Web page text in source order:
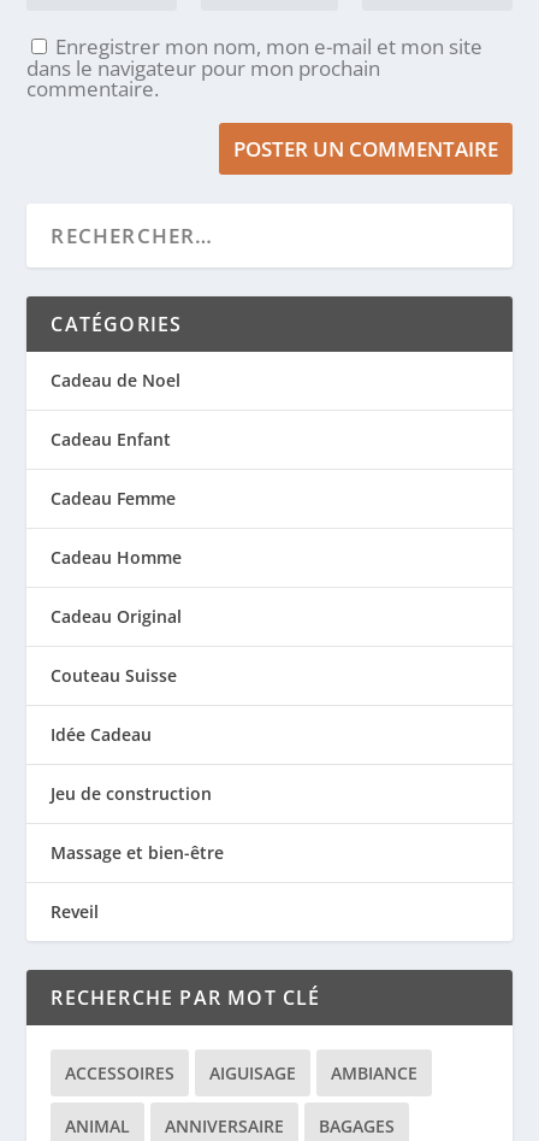
Enregistrer mon nom, mon e-mail et mon site
dans le navigateur pour mon prochain
commentaire.
CATÉGORIES
Cadeau de Noel
Cadeau Enfant
Cadeau Femme
Cadeau Homme
Cadeau Original
Couteau Suisse
Idée Cadeau
Jeu de construction
Massage et bien-être
Reveil
RECHERCHE PAR MOT CLÉ
ACCESSOIRES AIGUISAGE AMBIANCE
ANIMAL ANNIVERSAIRE BAGAGES